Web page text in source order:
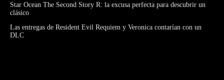
Star Ocean The Second Story R: la excusa perfecta para descubrir un
clásico
Las entregas de Resident Evil Requiem y Veronica contarían con un
DLC